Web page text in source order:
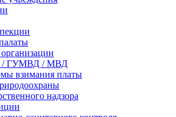
ГУМВД / МВД
взимания платы
надзора